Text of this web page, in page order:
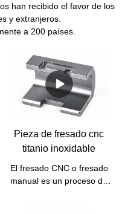
han recibido el favor de los
y extranjeros.
a 200 países.
Pieza de fresado cnc
titanio inoxidable
El fresado CNC o fresado
manual es un proceso de